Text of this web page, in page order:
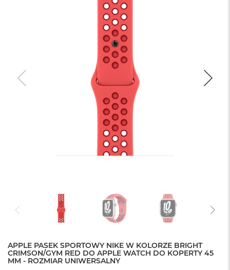
APPLE PASEK SPORTOWY NIKE W KOLORZE BRIGHT
CRIMSON/GYM RED DO APPLE WATCH DO KOPERTY 45
MM - ROZMIAR UNIWERSALNY